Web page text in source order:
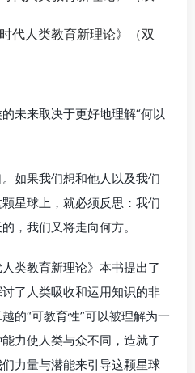
未来取决于更好地理解“何以
如果我们想和他人以及我们
星球上，就必须反思：我们
，我们又将走向何方。
类教育新理论》本书提出了
了人类吸收和运用知识的非
的“可教育性”可以被理解为一
力使人类与众不同，造就了
力量与潜能来引导这颗星球